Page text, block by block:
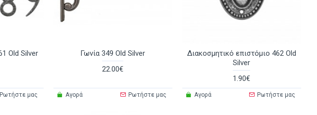
Old Silver
Ρωτήστε μας
Γωνία 349 Old Silver
22.00€
Αγορά Ρωτήστε μας
Διακοσμητικό επιστόμιο 462 Old
Silver
1.90€
Αγορά Ρωτήστε μας